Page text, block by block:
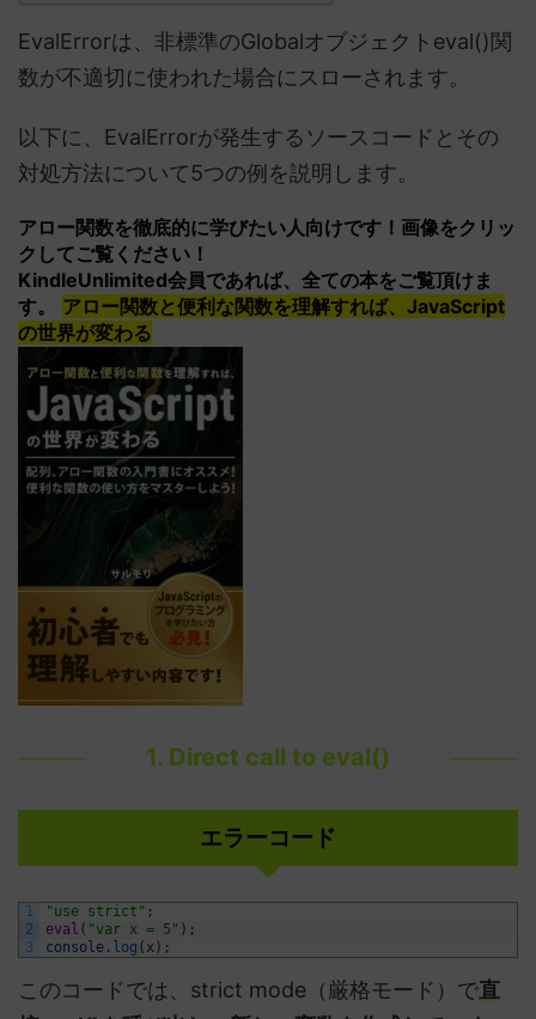
EvalErrorは、非標準のGlobalオブジェクトeval()関
数が不適切に使われた場合にスローされます。
以下に、EvalErrorが発生するソースコードとその
対処方法について5つの例を説明します。
アロー関数を徹底的に学びたい人向けです！画像をクリッ
クしてご覧ください！
KindleUnlimited会員であれば、全ての本をご覧頂けま
す。
アロー関数と便利な関数を理解すれば、JavaScript
の世界が変わる
1. Direct call to eval()
エラーコード
1
2
3
"use strict" ;
eval ( "var x = 5" ) ;
console . log ( x ) ;
このコードでは、strict mode（厳格モード）で直